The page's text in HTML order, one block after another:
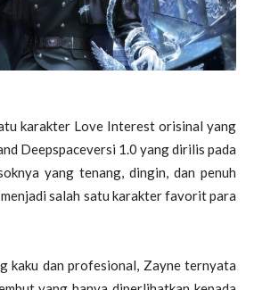
karakter Love Interest orisinal yang
Deepspaceversi 1.0 yang dirilis pada
yang tenang, dingin, dan penuh
salah satu karakter favorit para
kaku dan profesional, Zayne ternyata